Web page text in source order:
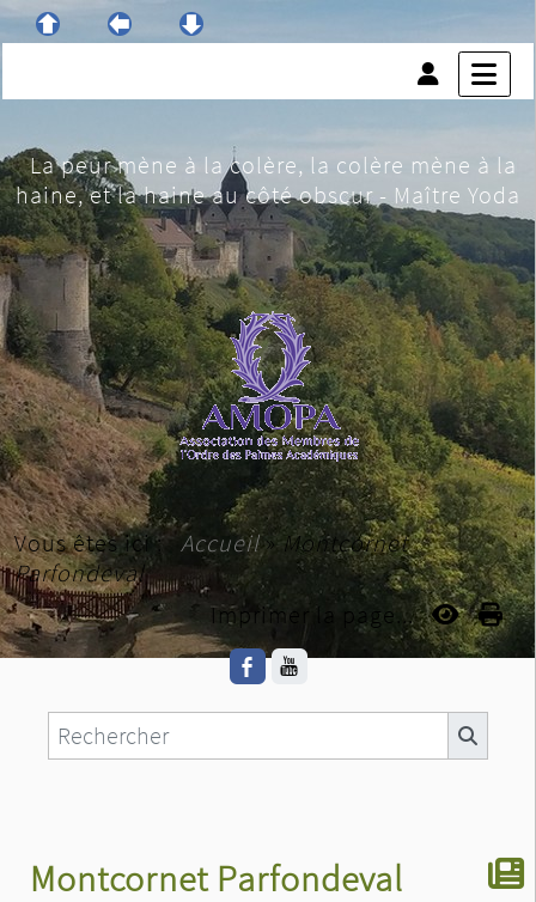
La peur mène à la colère, la colère mène à la
haine, et la haine au côté obscur - Maître Yoda
Vous êtes ici : Accueil»Montcornet
Parfondeval
Imprimer la page...
Montcornet Parfondeval